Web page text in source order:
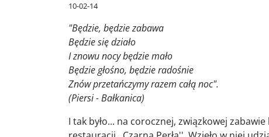
10-02-14
"Będzie, będzie zabawa
Będzie się działo
I znowu nocy będzie mało
Będzie głośno, będzie radośnie
Znów przetańczymy razem całą noc".
(Piersi - Bałkanica)
I tak było... na corocznej, związkowej